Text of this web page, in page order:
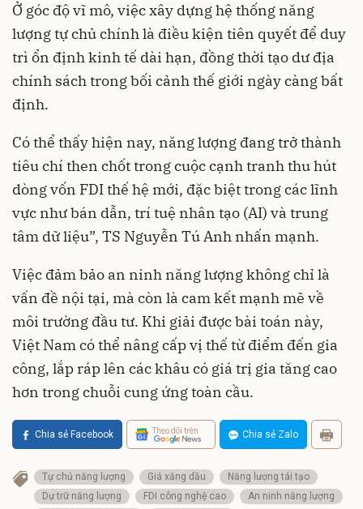
Ở góc độ vĩ mô, việc xây dựng hệ thống năng
lượng tự chủ chính là điều kiện tiên quyết để duy
trì ổn định kinh tế dài hạn, đồng thời tạo dư địa
chính sách trong bối cảnh thế giới ngày càng bất
định.
Có thể thấy hiện nay, năng lượng đang trở thành
tiêu chí then chốt trong cuộc cạnh tranh thu hút
dòng vốn FDI thế hệ mới, đặc biệt trong các lĩnh
vực như bán dẫn, trí tuệ nhân tạo (AI) và trung
tâm dữ liệu”, TS Nguyễn Tú Anh nhấn mạnh.
Việc đảm bảo an ninh năng lượng không chỉ là
vấn đề nội tại, mà còn là cam kết mạnh mẽ về
môi trường đầu tư. Khi giải được bài toán này,
Việt Nam có thể nâng cấp vị thế từ điểm đến gia
công, lắp ráp lên các khâu có giá trị gia tăng cao
hơn trong chuỗi cung ứng toàn cầu.
Chia sẻ Facebook Theo dõi trên Chia sẻ Zalo
Tự chủ năng lượng Giá xăng dầu
Năng lượng tái tạo
Dự trữ năng lượng
FDI công nghệ cao
An ninh năng lượng